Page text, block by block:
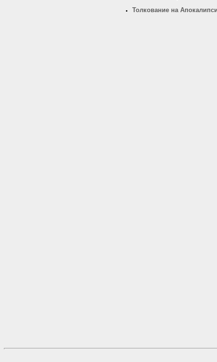
Толкование на